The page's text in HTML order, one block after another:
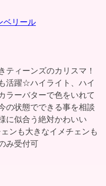
ベリール
ィーンズのカリスマ！
活躍☆ハイライト、ハイ
ラーバターで色をいれて
の状態でできる事を相談
に似合う絶対かわいい
ンも大きなイメチェンも
み受付可